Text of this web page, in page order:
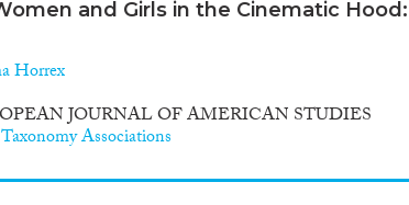
and Girls in the Cinematic
Horrex
JOURNAL OF AMERICAN STUDIES
Associations